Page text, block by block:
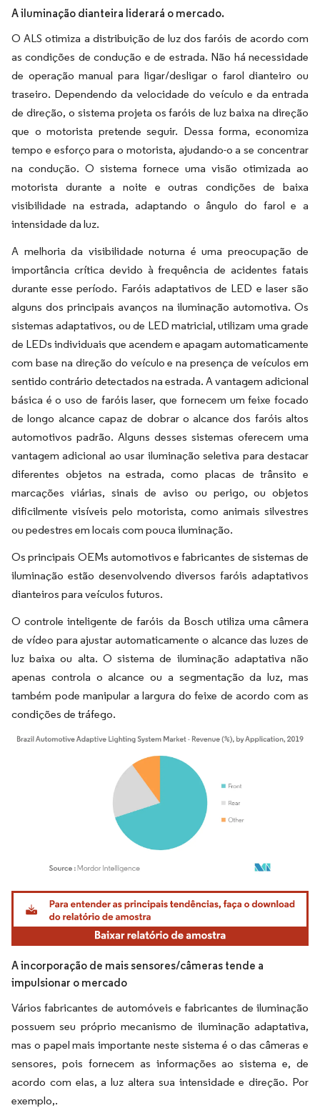
A iluminação dianteira liderará o mercado.
O ALS otimiza a distribuição de luz dos faróis de acordo com
as condições de condução e de estrada. Não há necessidade
de operação manual para ligar/desligar o farol dianteiro ou
traseiro. Dependendo da velocidade do veículo e da entrada
de direção, o sistema projeta os faróis de luz baixa na direção
que o motorista pretende seguir. Dessa forma, economiza
tempo e esforço para o motorista, ajudando-o a se concentrar
na condução. O sistema fornece uma visão otimizada ao
motorista durante a noite e outras condições de baixa
visibilidade na estrada, adaptando o ângulo do farol e a
intensidade da luz.
A melhoria da visibilidade noturna é uma preocupação de
importância crítica devido à frequência de acidentes fatais
durante esse período. Faróis adaptativos de LED e laser são
alguns dos principais avanços na iluminação automotiva. Os
sistemas adaptativos, ou de LED matricial, utilizam uma grade
de LEDs individuais que acendem e apagam automaticamente
com base na direção do veículo e na presença de veículos em
sentido contrário detectados na estrada. A vantagem adicional
básica é o uso de faróis laser, que fornecem um feixe focado
de longo alcance capaz de dobrar o alcance dos faróis altos
automotivos padrão. Alguns desses sistemas oferecem uma
vantagem adicional ao usar iluminação seletiva para destacar
diferentes objetos na estrada, como placas de trânsito e
marcações viárias, sinais de aviso ou perigo, ou objetos
dificilmente visíveis pelo motorista, como animais silvestres
ou pedestres em locais com pouca iluminação.
Os principais OEMs automotivos e fabricantes de sistemas de
iluminação estão desenvolvendo diversos faróis adaptativos
dianteiros para veículos futuros.
O controle inteligente de faróis da Bosch utiliza uma câmera
de vídeo para ajustar automaticamente o alcance das luzes de
luz baixa ou alta. O sistema de iluminação adaptativa não
apenas controla o alcance ou a segmentação da luz, mas
também pode manipular a largura do feixe de acordo com as
condições de tráfego.
Imagem © Mordor Intelligence. O reuso requer atribuição conforme CC BY 4.0.
A incorporação de mais sensores/câmeras tende a
impulsionar o mercado
Vários fabricantes de automóveis e fabricantes de iluminação
possuem seu próprio mecanismo de iluminação adaptativa,
mas o papel mais importante neste sistema é o das câmeras e
sensores, pois fornecem as informações ao sistema e, de
acordo com elas, a luz altera sua intensidade e direção. Por
exemplo,.